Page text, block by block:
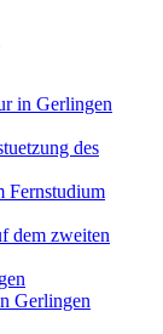
in Gerlingen
des
Fernstudium
dem zweiten
Gerlingen